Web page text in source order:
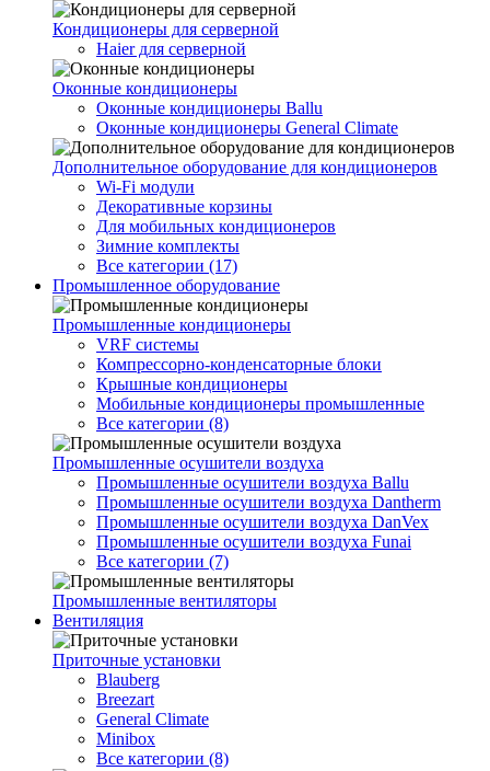
Кондиционеры для серверной
Haier для серверной
Оконные кондиционеры
Оконные кондиционеры Ballu
Оконные кондиционеры General Climate
Дополнительное оборудование для кондиционеров
Wi-Fi модули
Декоративные корзины
Для мобильных кондиционеров
Зимние комплекты
Все категории (17)
Промышленное оборудование
Промышленные кондиционеры
VRF системы
Компрессорно-конденсаторные блоки
Крышные кондиционеры
Мобильные кондиционеры промышленные
Все категории (8)
Промышленные осушители воздуха
Промышленные осушители воздуха Ballu
Промышленные осушители воздуха Dantherm
Промышленные осушители воздуха DanVex
Промышленные осушители воздуха Funai
Все категории (7)
Промышленные вентиляторы
Вентиляция
Приточные установки
Blauberg
Breezart
General Climate
Minibox
Все категории (8)